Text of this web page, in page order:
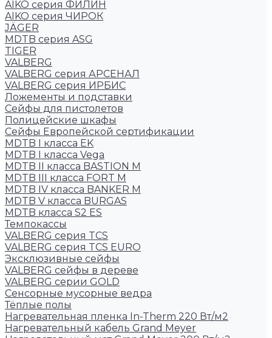
AIKO серия ФИЛИН
AIKO серия ЧИРОК
JÄGER
MDTB серия ASG
TIGER
VALBERG
VALBERG серия АРСЕНАЛ
VALBERG серия ИРБИС
Ложементы и подставки
Сейфы для пистолетов
Полицейские шкафы
Сейфы Европейской сертификации
MDTB I класса EK
MDTB I класса Vega
MDTB II класса BASTION M
MDTB III класса FORT M
MDTB IV класса BANKER M
MDTB V класса BURGAS
MDTB класса S2 ES
Темпокассы
VALBERG серия TCS
VALBERG серия TCS EURO
Эксклюзивные сейфы
VALBERG сейфы в дереве
VALBERG серии GOLD
Сенсорные мусорные ведра
Тёплые полы
Нагревательная пленка In-Therm 220 Вт/м2
Нагревательный кабель Grand Meyer